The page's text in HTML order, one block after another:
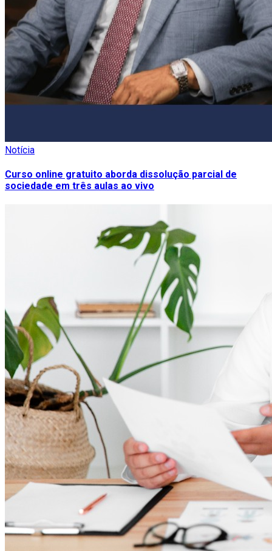
Notícia
Curso online gratuito aborda dissolução parcial de
sociedade em três aulas ao vivo